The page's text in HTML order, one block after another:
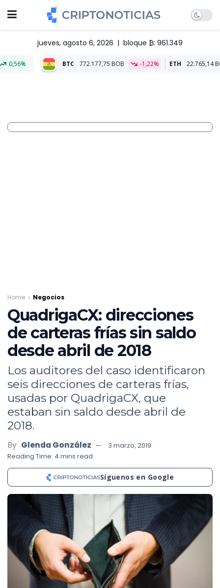
jueves, agosto 6, 2026 | bloque ₿: 961.349
BTC 772.177,75 BOB -1,22% ETH 22.765,14 BOB -0,46%
Home Negocios
QuadrigaCX: direcciones
de carteras frías sin saldo
desde abril de 2018
Los auditores del caso identificaron
seis direcciones de carteras frías,
usadas por QuadrigaCX, que
estaban sin saldo desde abril de
2018.
By Glenda González
3 marzo, 2019
Reading Time: 4 mins read
Síguenos en Google